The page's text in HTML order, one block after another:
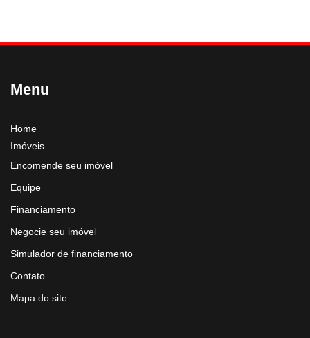
Menu
Home
Imóveis
Encomende seu imóvel
Equipe
Financiamento
Negocie seu imóvel
Simulador de financiamento
Contato
Mapa do site